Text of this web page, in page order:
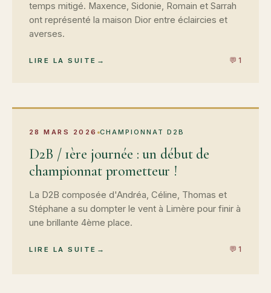
temps mitigé. Maxence, Sidonie, Romain et Sarrah
ont représenté la maison Dior entre éclaircies et
averses.
LIRE LA SUITE 💬 1
28 MARS 2026 CHAMPIONNAT D2B
D2B / 1ère journée : un début de
championnat prometteur !
La D2B composée d'Andréa, Céline, Thomas et
Stéphane a su dompter le vent à Limère pour finir à
une brillante 4ème place.
LIRE LA SUITE 💬 1